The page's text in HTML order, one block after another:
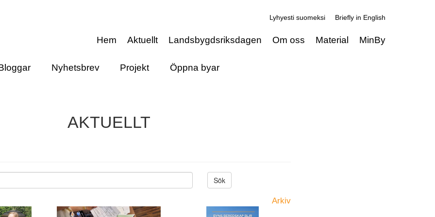
Lyhyesti suomeksi Briefly in English
Hem Aktuellt Landsbygdsriksdagen Om oss Material MinBy
Nyhetsbrev Projekt Öppna byar
AKTUELLT
Arkiv